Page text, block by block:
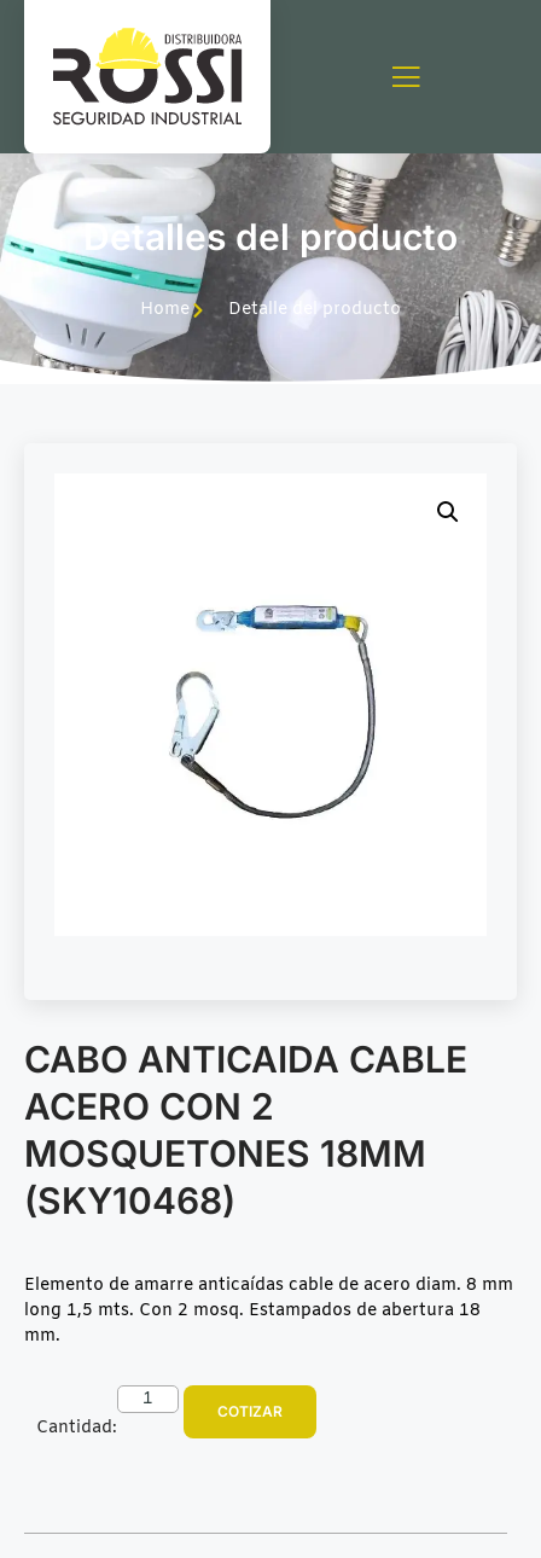
Detalles del producto
Home Detalle del producto
CABO ANTICAIDA CABLE
ACERO CON 2
MOSQUETONES 18MM
(SKY10468)
Elemento de amarre anticaídas cable de acero diam. 8 mm
long 1,5 mts. Con 2 mosq. Estampados de abertura 18
mm.
Cantidad:
COTIZAR